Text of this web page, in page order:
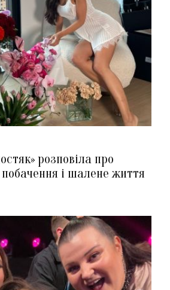
розповіла про
і шалене життя